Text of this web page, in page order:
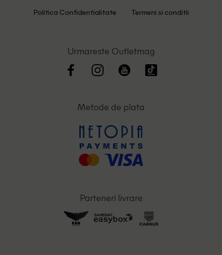
Politica Confidentialitate Termeni si conditii
Urmareste Outletmag
Metode de plata
Parteneri livrare